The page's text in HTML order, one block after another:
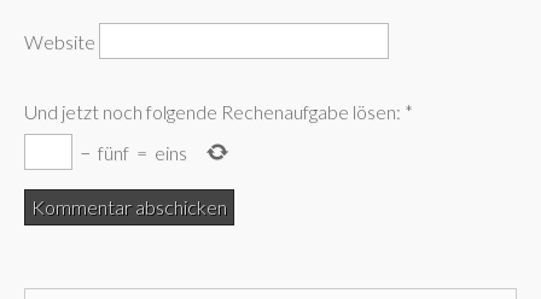
Website
Und jetzt noch folgende Rechenaufgabe lösen: *
− fünf = eins